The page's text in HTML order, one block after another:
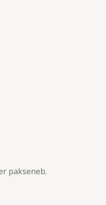
pakseneb.